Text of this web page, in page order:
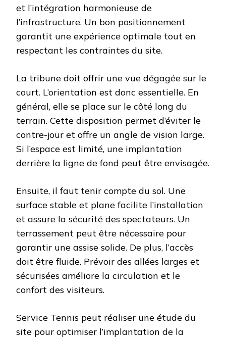
et l’intégration harmonieuse de
l’infrastructure. Un bon positionnement
garantit une expérience optimale tout en
respectant les contraintes du site.
La tribune doit offrir une vue dégagée sur le
court. L’orientation est donc essentielle. En
général, elle se place sur le côté long du
terrain. Cette disposition permet d’éviter le
contre-jour et offre un angle de vision large.
Si l’espace est limité, une implantation
derrière la ligne de fond peut être envisagée.
Ensuite, il faut tenir compte du sol. Une
surface stable et plane facilite l’installation
et assure la sécurité des spectateurs. Un
terrassement peut être nécessaire pour
garantir une assise solide. De plus, l’accès
doit être fluide. Prévoir des allées larges et
sécurisées améliore la circulation et le
confort des visiteurs.
Service Tennis peut réaliser une étude du
site pour optimiser l’implantation de la